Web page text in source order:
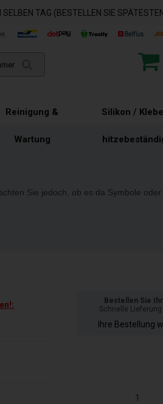
SELBEN TAG (BESTELLEN SIE
Reinigung &
Wartung
Silikon /
Sie jedoch, ob es da Symbole
Bestellen Sie
Schnelle Lieferung
Ihre Bestellung